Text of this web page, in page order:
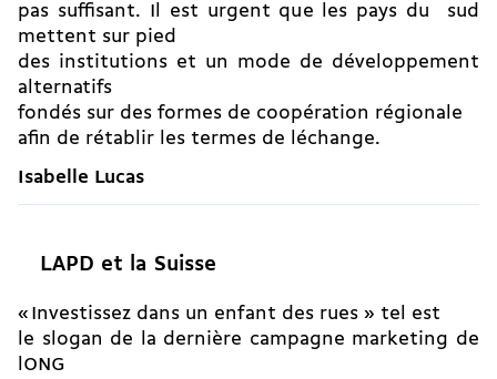
pas suffisant. Il est urgent que les pays du sud
mettent sur pied
des institutions et un mode de développement
alternatifs
fondés sur des formes de coopération régionale
afin de rétablir les termes de léchange.
Isabelle Lucas
LAPD et la Suisse
« Investissez dans un enfant des rues » tel est
le slogan de la dernière campagne marketing de
lONG